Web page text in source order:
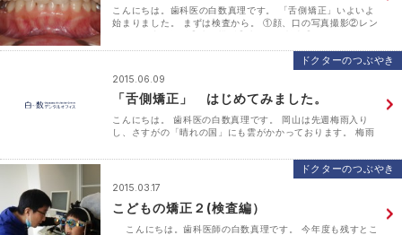
こんにちは。歯科医の白数真理です。 「舌側矯正」いよいよ
始まりました。 まずは検査から。 ①顔、口の写真撮影②レン
ごの機能検査） 歯の模型は型とりをして作るのです･･･
2015.06.09
「舌側矯正」 はじめてみました。
こんにちは。 歯科医の白数真理です。 岡山は先週梅雨入り
し、さすがの「晴れの国」にも雲がかかっております。 梅雨
ありまして、毎年苗を植えたばかりの初々しい田んぼを見･･･
ドクターのつぶやき
2015.03.17
こどもの矯正２(検査編）
こんにちは。歯科医師の白数真理です。 今年度も残すとこ
ドクターのつぶやき